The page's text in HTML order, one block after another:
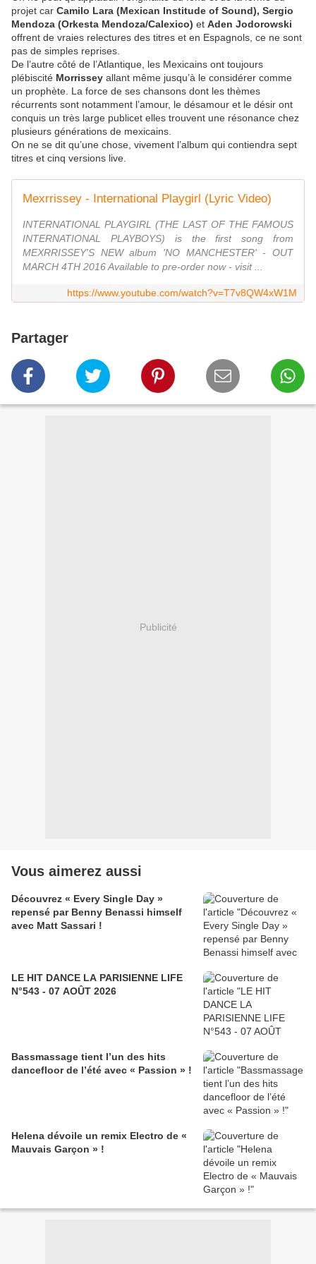
projet car Camilo Lara (Mexican Institude of Sound), Sergio
Mendoza (Orkesta Mendoza/Calexico) et Aden Jodorowski
offrent de vraies relectures des titres et en Espagnols, ce ne sont
pas de simples reprises.
De l’autre côté de l’Atlantique, les Mexicains ont toujours
plébiscité Morrissey allant même jusqu’à le considérer comme
un prophète. La force de ses chansons dont les thèmes
récurrents sont notamment l’amour, le désamour et le désir ont
conquis un très large publicet elles trouvent une résonance chez
plusieurs générations de mexicains.
On ne se dit qu’une chose, vivement l’album qui contiendra sept
titres et cinq versions live.
Mexrrissey - International Playgirl (Lyric Video)
INTERNATIONAL PLAYGIRL (THE LAST OF THE FAMOUS
INTERNATIONAL PLAYBOYS) is the first song from
MEXRRISSEY'S NEW album 'NO MANCHESTER' - OUT
MARCH 4TH 2016 Available to pre-order now - visit ...
https://www.youtube.com/watch?v=T7v8QW4xW1M
Partager
Publicité
Vous aimerez aussi
Découvrez « Every Single Day »
repensé par Benny Benassi himself
avec Matt Sassari !
LE HIT DANCE LA PARISIENNE LIFE
N°543 - 07 AOÛT 2026
Bassmassage tient l’un des hits
dancefloor de l’été avec « Passion » !
Helena dévoile un remix Electro de «
Mauvais Garçon » !